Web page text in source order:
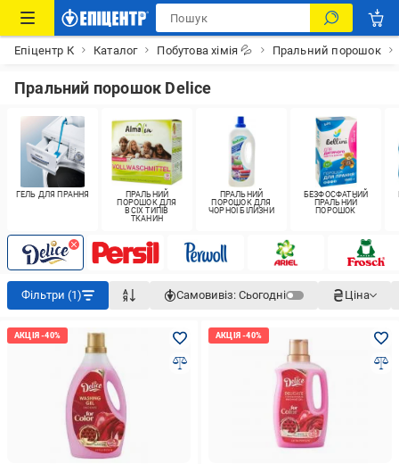
Епіцентр К Каталог Побутова хімія 💦 Пральний порошок
Пральний порошок Delice
ГЕЛЬ ДЛЯ ПРАННЯ
ПРАЛЬНИЙ
ПОРОШОК ДЛЯ
ВСІХ ТИПІВ
ТКАНИН
ПРАЛЬНИЙ
ПОРОШОК ДЛЯ
ЧОРНОЇ БІЛИЗНИ
БЕЗФОСФАТНИЙ
ПРАЛЬНИЙ
ПОРОШОК
Фільтри (1) Самовивіз: Сьогодні Ціна